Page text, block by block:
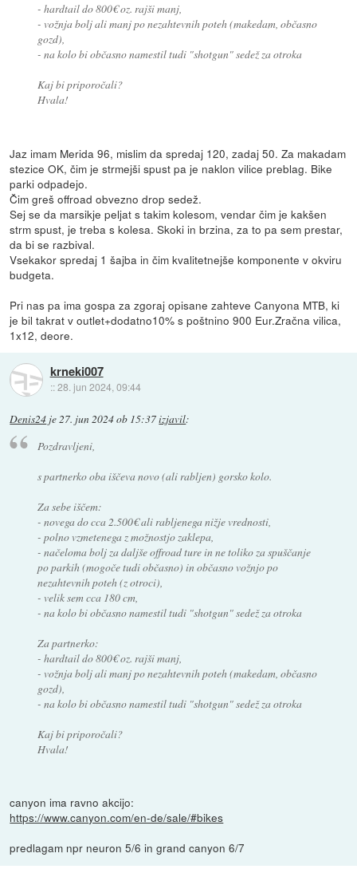
- hardtail do 800€ oz. rajši manj,
- vožnja bolj ali manj po nezahtevnih poteh (makedam, občasno
gozd),
- na kolo bi občasno namestil tudi "shotgun" sedež za otroka
Kaj bi priporočali?
Hvala!
Jaz imam Merida 96, mislim da spredaj 120, zadaj 50. Za makadam
stezice OK, čim je strmejši spust pa je naklon vilice preblag. Bike
parki odpadejo.
Čim greš offroad obvezno drop sedež.
Sej se da marsikje peljat s takim kolesom, vendar čim je kakšen
strm spust, je treba s kolesa. Skoki in brzina, za to pa sem prestar,
da bi se razbival.
Vsekakor spredaj 1 šajba in čim kvalitetnejše komponente v okviru
budgeta.
Pri nas pa ima gospa za zgoraj opisane zahteve Canyona MTB, ki
je bil takrat v outlet+dodatno10% s poštnino 900 Eur.Zračna vilica,
1x12, deore.
krneki007
::28. jun 2024, 09:44
Denis24 je27. jun 2024 ob 15:37izjavil:
Pozdravljeni,
s partnerko oba iščeva novo (ali rabljen) gorsko kolo.
Za sebe iščem:
- novega do cca 2.500€ ali rabljenega nižje vrednosti,
- polno vzmetenega z možnostjo zaklepa,
- načeloma bolj za daljše offroad ture in ne toliko za spuščanje
po parkih (mogoče tudi občasno) in občasno vožnjo po
nezahtevnih poteh (z otroci),
- velik sem cca 180 cm,
- na kolo bi občasno namestil tudi "shotgun" sedež za otroka
Za partnerko:
- hardtail do 800€ oz. rajši manj,
- vožnja bolj ali manj po nezahtevnih poteh (makedam, občasno
gozd),
- na kolo bi občasno namestil tudi "shotgun" sedež za otroka
Kaj bi priporočali?
Hvala!
canyon ima ravno akcijo:
https://www.canyon.com/en-de/sale/#bikes
predlagam npr neuron 5/6 in grand canyon 6/7